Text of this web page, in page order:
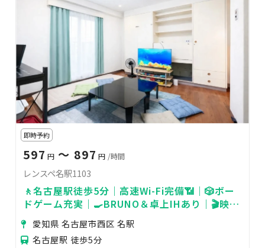
即時予約
597 円 〜 897 円 /時間
レンスペ名駅1103
🚶名古屋駅徒歩5分｜高速Wi-Fi完備📶｜🎲ボー
ドゲーム充実｜🍳BRUNO＆卓上IHあり｜🎬映画
見放題スペース🔌
愛知県 名古屋市西区 名駅
名古屋駅 徒歩5分